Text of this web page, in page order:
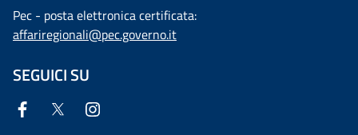
Pec - posta elettronica certificata:
affariregionali@pec.governo.it
SEGUICI SU